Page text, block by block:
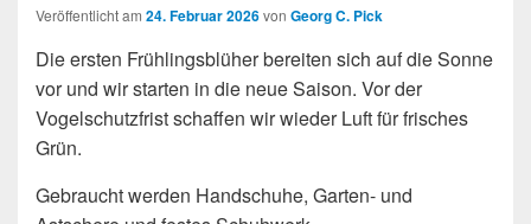
Veröffentlicht am 24. Februar 2026von Georg C. Pick
Die ersten Frühlingsblüher bereiten sich auf die Sonne
vor und wir starten in die neue Saison. Vor der
Vogelschutzfrist schaffen wir wieder Luft für frisches
Grün.
Gebraucht werden Handschuhe, Garten- und